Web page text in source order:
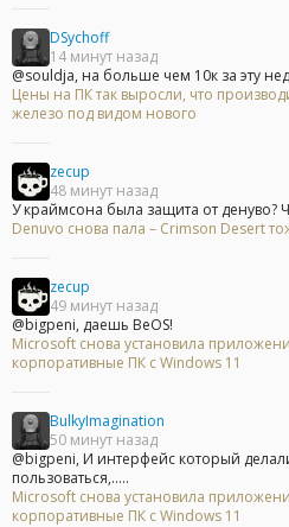
DSychoff
14 минут назад
@souldja, на больше чем 10к за эту
Цены на ПК так выросли, что
железо под видом нового
zecup
48 минут назад
У краймсона была защита от денуво?
Denuvo снова пала – Crimson Desert
zecup
49 минут назад
@bigpeni, даешь BeOS!
Microsoft снова установила
корпоративные ПК с Windows 11
BulkyImagination
50 минут назад
@bigpeni, И интерфейс который
пользоваться,.....
Microsoft снова установила
корпоративные ПК с Windows 11